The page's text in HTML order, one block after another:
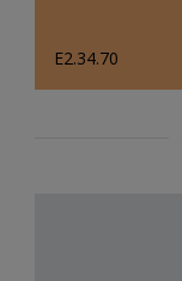
E2.34.70